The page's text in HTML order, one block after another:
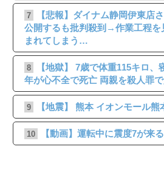
7
【悲報】ダイナム静岡伊東店
公開するも批判殺到→作業工程を
まれてしまう…
8
【地獄】 7歳で体重115キロ
年が心不全で死亡 両親を殺人罪
9 【地震】 熊本 イオンモール熊
10 【動画】運転中に震度7が来